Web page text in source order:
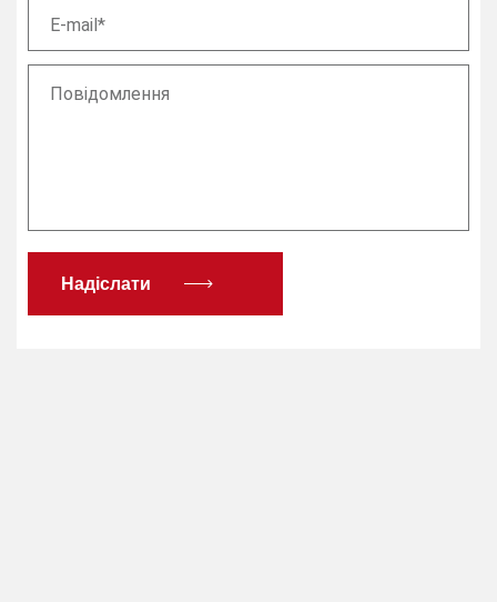
E-mail*
Повідомлення
Надіслати